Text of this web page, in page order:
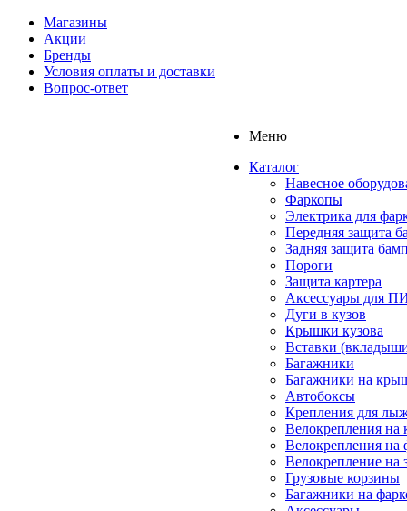
Магазины
Акции
Бренды
Условия оплаты и доставки
Вопрос-ответ
Меню
Каталог
Навесное
Фаркопы
Электрика для
Передняя защита
Задняя защита
Пороги
Защита картера
Аксессуары для
Дуги в кузов
Крышки кузова
Вставки
Багажники
Багажники на
Автобоксы
Крепления для
Велокрепления
Велокрепления на
Велокрепление на
Грузовые корзины
Багажники на